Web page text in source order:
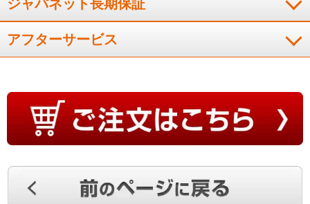
※「お客様の声」は実際にご購入されたお客様からのご意見を掲載しておりま
商品により、同一シリーズをご購入された方の声を含みます。
ジャパネット長期保証
アフターサービス